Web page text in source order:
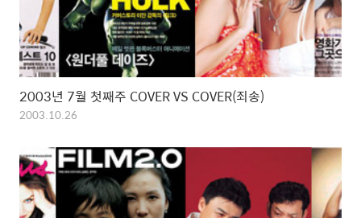
2003년 7월 첫째주 COVER VS COVER(죄송)
2003.10.26